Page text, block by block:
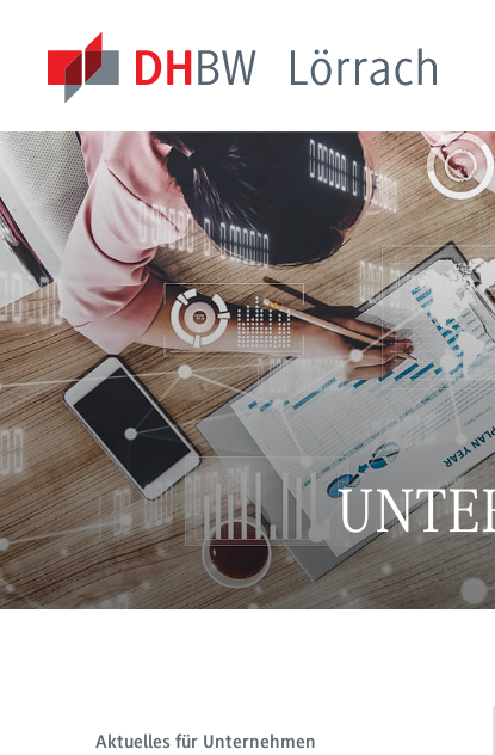
Aktuelles für Unternehmen